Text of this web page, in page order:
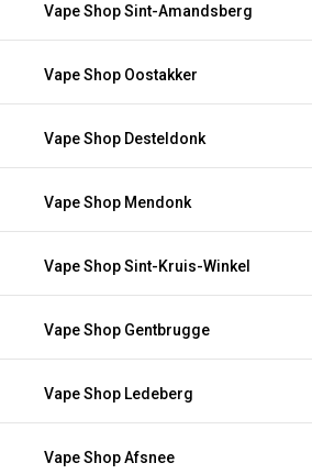
Vape Shop Sint-Amandsberg
Vape Shop Oostakker
Vape Shop Desteldonk
Vape Shop Mendonk
Vape Shop Sint-Kruis-Winkel
Vape Shop Gentbrugge
Vape Shop Ledeberg
Vape Shop Afsnee